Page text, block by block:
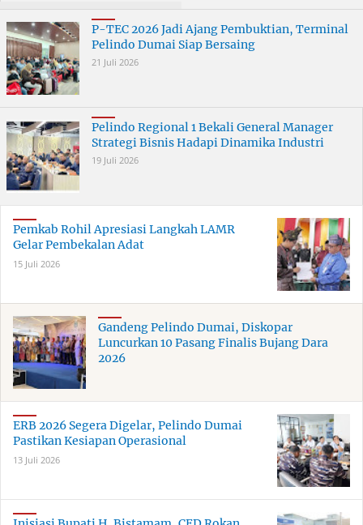
P-TEC 2026 Jadi Ajang Pembuktian, Terminal
Pelindo Dumai Siap Bersaing
21 Juli 2026
Pelindo Regional 1 Bekali General Manager
Strategi Bisnis Hadapi Dinamika Industri
19 Juli 2026
Pemkab Rohil Apresiasi Langkah LAMR
Gelar Pembekalan Adat
15 Juli 2026
Gandeng Pelindo Dumai, Diskopar
Luncurkan 10 Pasang Finalis Bujang Dara
2026
ERB 2026 Segera Digelar, Pelindo Dumai
Pastikan Kesiapan Operasional
13 Juli 2026